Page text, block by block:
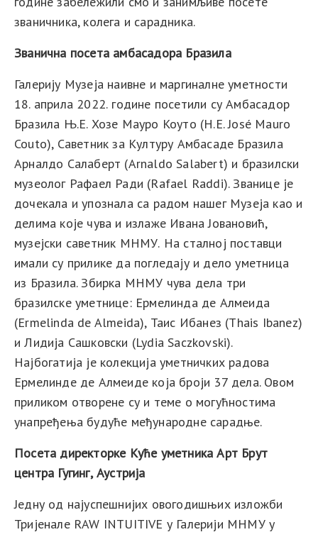
званичника, колега и сарадника.
Званична посета амбасадора Бразила
Галерију Музеја наивне и маргиналне уметности
18. априла 2022. године посетили су Амбасадор
Бразила Њ.Е. Хозе Мауро Коуто (H.E.José Mauro
Couto), Саветник за Културу Амбасаде Бразила
Арналдо Салаберт (Arnaldo Salabert) и бразилски
музеолог Рафаел Ради (Rafael Raddi). Званице је
дочекала и упознала са радом нашег Музеја као и
делима које чува и излаже Ивана Јовановић,
музејски саветник МНМУ. На сталној поставци
имали су прилике да погледају и дело уметница
из Бразила. Збирка МНМУ чува дела три
бразилске уметнице: Ермелинда де Алмеида
(Ermelinda de Almeida), Таис Ибанез (Thais Ibanez)
иЛидија Сашковски (Lydia Saczkovski).
Најбогатија је колекција уметничких радова
Ермелинде де Алмеиде која броји 37 дела. Овом
приликом отворене су и теме о могућностима
унапређења будуће међународне сарадње.
Посета директорке Куће уметникаАрт Брут
центра Гугинг, Аустрија
Једну од најуспешнијих овогодишњих изложби
ТријеналеRAW INTUITIVE у Галерији МНМУ у